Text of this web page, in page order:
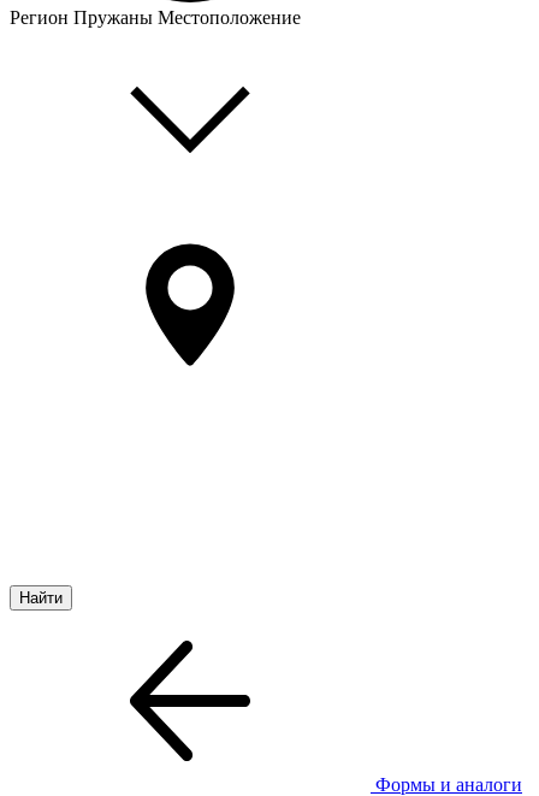
Регион Пружаны Местоположение
Формы и аналоги